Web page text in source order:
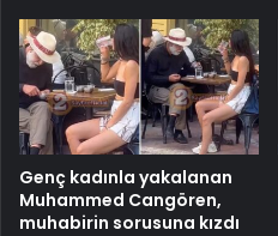
Genç kadınla yakalanan
Muhammed Cangören,
muhabirin sorusuna kızdı